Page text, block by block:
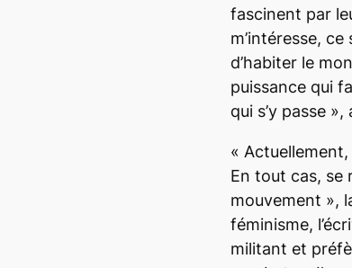
fascinent par
m’intéresse,
d’habiter le
puissance qui
qui s’y passe »,
«
En tout cas, se
mouvement »,
féminisme,
militant et